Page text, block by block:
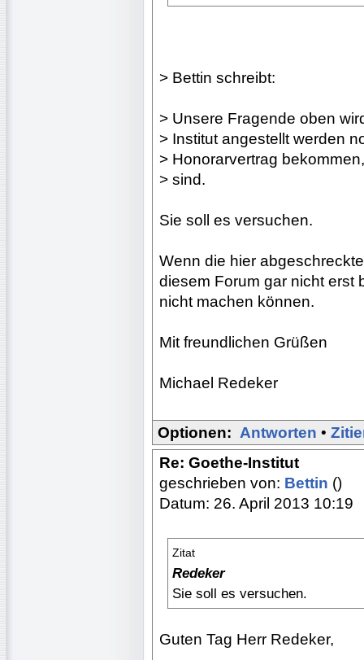
> Bettin schreibt:
> Unsere Fragende oben
> Institut angestellt werden
> Honorarvertrag
> sind.
Sie soll es versuchen.
Wenn die hier
diesem Forum gar nicht erst
nicht machen können.
Mit freundlichen Grüßen
Michael Redeker
Optionen: Antworten •
Re: Goethe-Institut
geschrieben von: Bettin ()
Datum: 26. April 2013 10:19
Zitat
Redeker
Sie soll es versuchen.
Guten Tag Herr Redeker,